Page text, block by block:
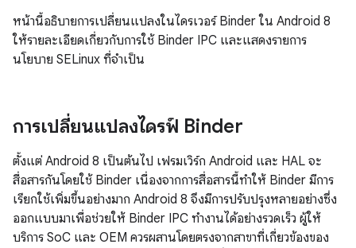
หน้านี้อธิบายการเปลี่ยนแปลงในไดรเวอร์ Binder ใน Android 8
ให้รายละเอียดเกี่ยวกับการใช้ Binder IPC และแสดงรายการ
นโยบาย SELinux ที่จำเป็น
การเปลี่ยนแปลงไดรฟ์ Binder
ตั้งแต่ Android 8 เป็นต้นไป เฟรมเวิร์ก Android และ HAL จะ
สื่อสารกันโดยใช้ Binder เนื่องจากการสื่อสารนี้ทำให้ Binder มีการ
เรียกใช้เพิ่มขึ้นอย่างมาก Android 8 จึงมีการปรับปรุงหลายอย่างซึ่ง
ออกแบบมาเพื่อช่วยให้ Binder IPC ทำงานได้อย่างรวดเร็ว ผู้ให้
บริการ SoC และ OEM ควรผสานโดยตรงจากสาขาที่เกี่ยวข้องของ